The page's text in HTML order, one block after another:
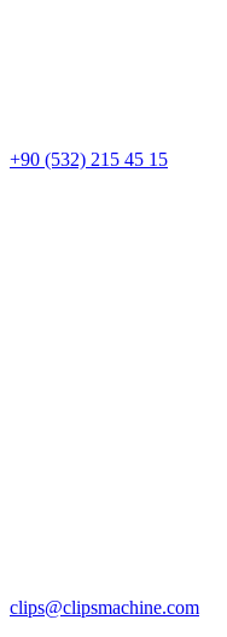
+90 (532) 215 45 15
clips@clipsmachine.com